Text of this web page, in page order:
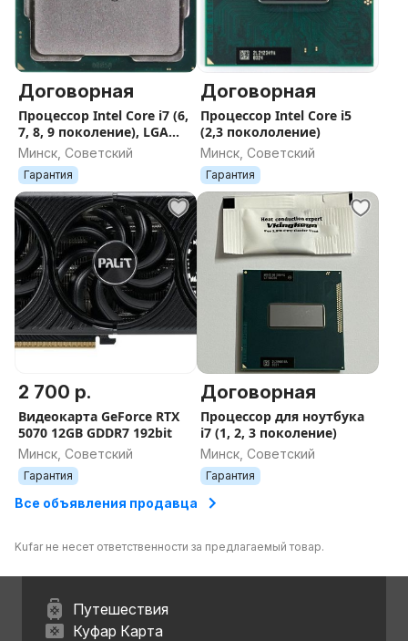
Договорная
Процессор Intel Core i7 (6,
7, 8, 9 поколение), LGA
1151
Минск, Советский
Гарантия
Договорная
Процессор Intel Core i5
(2,3 покололение)
Минск, Советский
Гарантия
2 700 р.
Видеокарта GeForce RTX
5070 12GB GDDR7 192bit
Минск, Советский
Гарантия
Договорная
Процессор для ноутбука
i7 (1, 2, 3 поколение)
Минск, Советский
Гарантия
Все объявления продавца
Kufar не несет ответственности за предлагаемый товар.
Путешествия
Куфар Карта